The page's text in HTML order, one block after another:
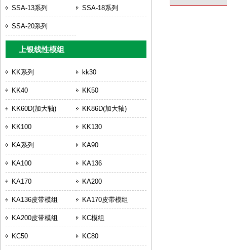
SSA-13系列 SSA-18系列
SSA-20系列
上银线性模组
KK系列 kk30
KK40 KK50
KK60D(加大轴) KK86D(加大轴)
KK100 KK130
KA系列 KA90
KA100 KA136
KA170 KA200
KA136皮带模组 KA170皮带模组
KA200皮带模组 KC模组
KC50 KC80